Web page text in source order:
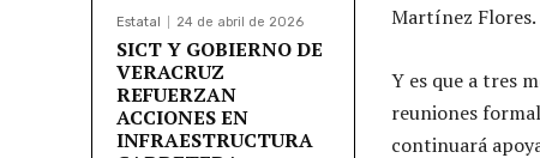
Estatal 24 de abril de 2026
SICT Y GOBIERNO DE
VERACRUZ
REFUERZAN
ACCIONES EN
INFRAESTRUCTURA
Martínez Flores.
Y es que a tres
reuniones
continuará